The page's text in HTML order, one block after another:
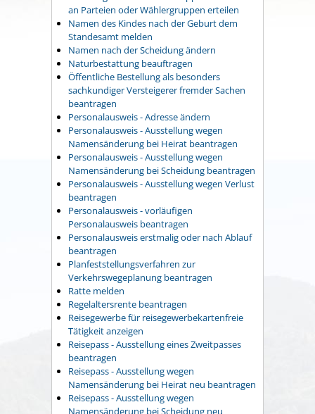
an Parteien oder Wählergruppen erteilen
Namen des Kindes nach der Geburt dem
Standesamt melden
Namen nach der Scheidung ändern
Naturbestattung beauftragen
Öffentliche Bestellung als besonders
sachkundiger Versteigerer fremder Sachen
beantragen
Personalausweis - Adresse ändern
Personalausweis - Ausstellung wegen
Namensänderung bei Heirat beantragen
Personalausweis - Ausstellung wegen
Namensänderung bei Scheidung beantragen
Personalausweis - Ausstellung wegen Verlust
beantragen
Personalausweis - vorläufigen
Personalausweis beantragen
Personalausweis erstmalig oder nach Ablauf
beantragen
Planfeststellungsverfahren zur
Verkehrswegeplanung beantragen
Ratte melden
Regelaltersrente beantragen
Reisegewerbe für reisegewerbekartenfreie
Tätigkeit anzeigen
Reisepass - Ausstellung eines Zweitpasses
beantragen
Reisepass - Ausstellung wegen
Namensänderung bei Heirat neu beantragen
Reisepass - Ausstellung wegen
Namensänderung bei Scheidung neu